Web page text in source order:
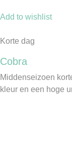
Add to wishlist
Korte dag
Cobra
Middenseizoen
kleur en een hoge